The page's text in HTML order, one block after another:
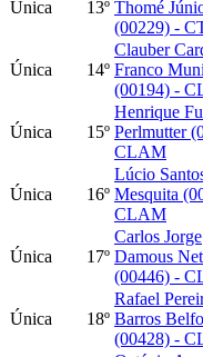
Única 13º Thomé
(00229) -
Única 14º
Clauber
Franco
(00194) -
Única 15º
Henrique
Perlmutter
CLAM
Única 16º
Lúcio
Mesquita
CLAM
Única 17º
Carlos Jorge
Damous
(00446) -
Única 18º
Rafael
Barros
(00428) -